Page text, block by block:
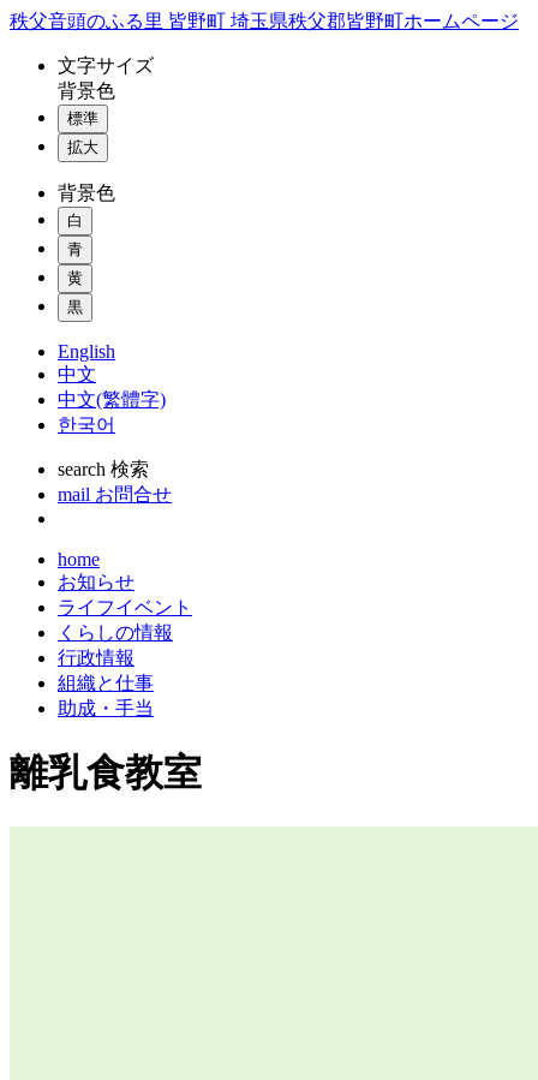
コ
秩父音頭のふる里 皆野町 埼玉県秩父郡皆野町ホームページ
文字サイズ
背景色
標準
拡大
背景色
白
青
黄
黒
English
中文
中文(繁體字)
한국어
search 検索
mail お問合せ
home
お知らせ
ライフイベント
くらしの情報
行政情報
組織と仕事
助成・手当
離乳食教室